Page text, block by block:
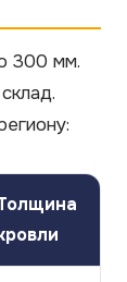
300 мм.